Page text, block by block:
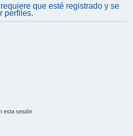
que esté registrado y se
perfiles.
esta sesión